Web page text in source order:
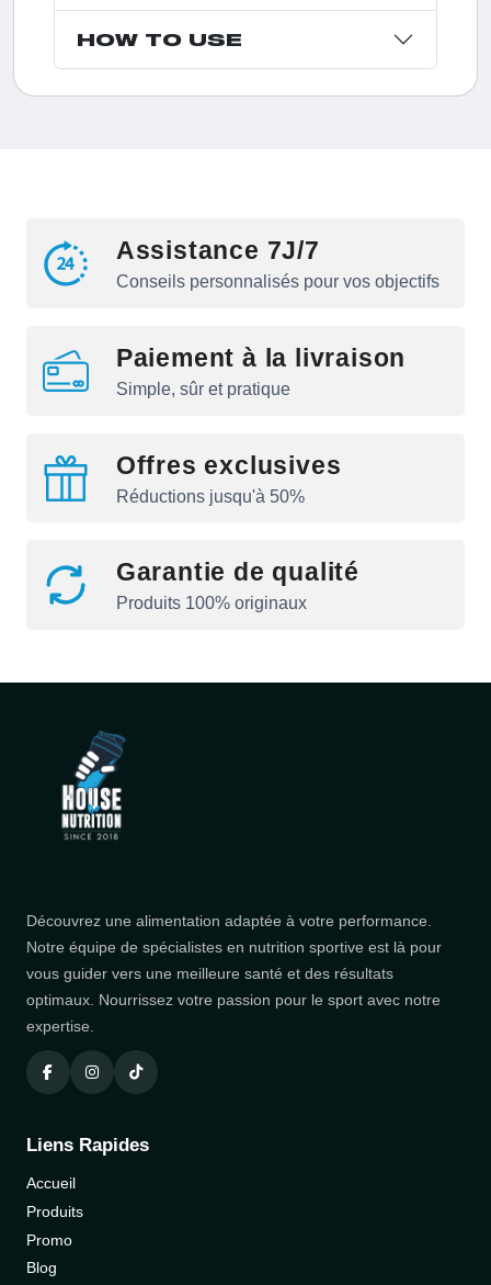
HOW TO USE
Assistance 7J/7
Conseils personnalisés pour vos objectifs
Paiement à la livraison
Simple, sûr et pratique
Offres exclusives
Réductions jusqu'à 50%
Garantie de qualité
Produits 100% originaux
Découvrez une alimentation adaptée à votre performance.
Notre équipe de spécialistes en nutrition sportive est là pour
vous guider vers une meilleure santé et des résultats
optimaux. Nourrissez votre passion pour le sport avec notre
expertise.
Liens Rapides
Accueil
Produits
Promo
Blog